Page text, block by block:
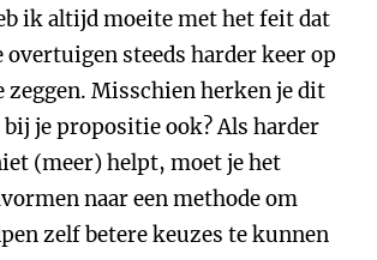
ik altijd moeite met het feit dat
overtuigen steeds harder keer op
zeggen. Misschien herken je dit
je propositie ook? Als harder
(meer) helpt, moet je het
naar een methode om
zelf betere keuzes te kunnen